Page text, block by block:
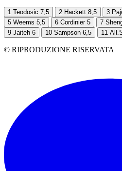
1 Teodosic 7,5 2 Hackett 8,5 3
5 Weems 5,5 6 Cordinier 5 7
9 Jaiteh 6 10 Sampson 6,5 11
© RIPRODUZIONE RISERVATA